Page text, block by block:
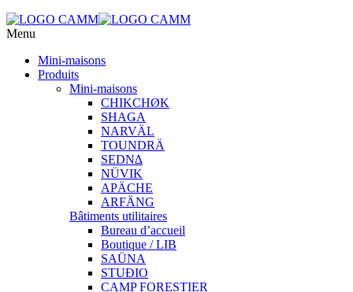
Menu
Mini-maisons
Produits
Mini-maisons
CHIKCHØK
SHAǤA
NARVÄL
TOUNDRÄ
SEDN∆
NÜVIK
APÄCHE
ARFÄNG
Bâtiments utilitaires
Bureau d’accueil
Boutique / LIB
SAÜNA
STUÐIO
CAMP FORESTIER